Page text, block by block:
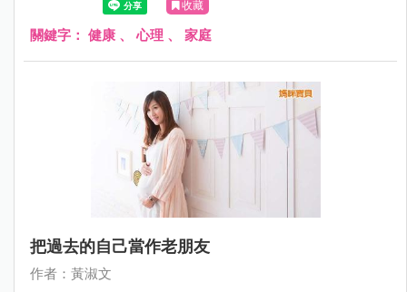
收藏
關鍵字： 健康 、心理 、 家庭
把過去的自己當作老朋友
作者：黃淑文